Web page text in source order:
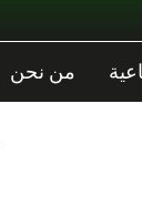
من نحن